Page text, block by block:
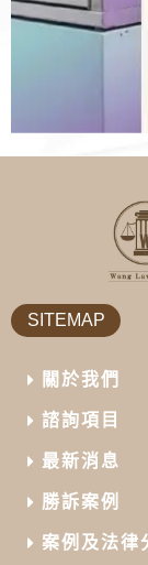
SITEMAP
關於我們
諮詢項目
最新消息
勝訴案例
案例及法律